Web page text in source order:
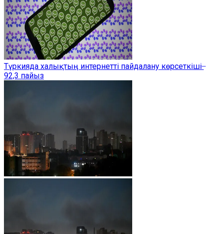
Түркияда халықтың интернетті пайдалану көрсеткіші ̶
92,3 пайыз